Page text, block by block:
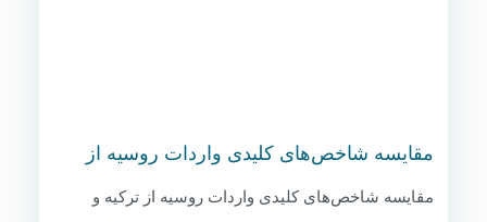
مقایسه شاخص‌های کلیدی واردات روسیه از
مقایسه شاخص‌های کلیدی واردات روسیه از ترکیه و